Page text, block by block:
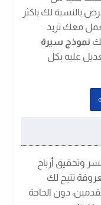
بالنسبة لك باكثر
معك تزيد
نموذج سيرة
عليه بكل
وتحقيق أرباح
تتيح لك
دون الحاجة